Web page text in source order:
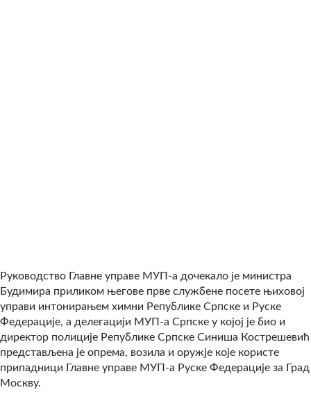
Руководство Главне управе МУП-а дочекало је министра
Будимира приликом његове прве службене посете њиховој
управи интонирањем химни Републике Српске и Руске
Федерације, а делегацији МУП-а Српске у којој је био и
директор полиције Републике Српске Синиша Кострешевић
представљена је опрема, возила и оружје које користе
припадници Главне управе МУП-а Руске Федерације за Град
Москву.